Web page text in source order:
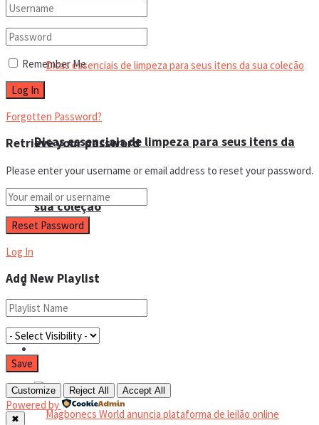
Dicas essenciais de limpeza para seus itens da
sua coleção
Espaço do colecionador
Remember Me
Forgotten Password?
Retrieve your password
Please enter your username or email address to reset your password.
Log In
Add New Playlist
Customize Reject All Accept All
Powered by
✖